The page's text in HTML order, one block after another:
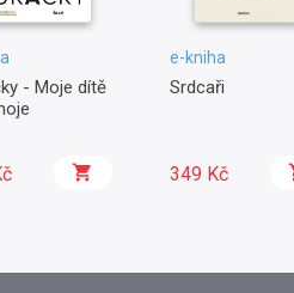
- Moje dítě
e-kniha
Srdcaři
349 Kč